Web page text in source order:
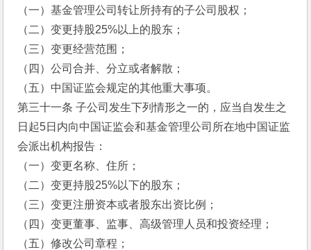
（一）基金管理公司转让所持有的子公司股权；
（二）变更持股25%以上的股东；
（三）变更经营范围；
（四）公司合并、分立或者解散；
（五）中国证监会规定的其他重大事项。
第三十一条 子公司发生下列情形之一的，应当自发生之
日起5日内向中国证监会和基金管理公司所在地中国证监
会派出机构报告：
（一）变更名称、住所；
（二）变更持股25%以下的股东；
（三）变更注册资本或者股东出资比例；
（四）变更董事、监事、高级管理人员和投资经理；
（五）修改公司章程；